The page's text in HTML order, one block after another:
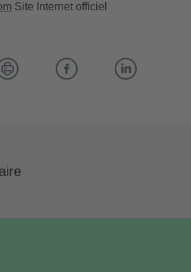
Site Internet officiel